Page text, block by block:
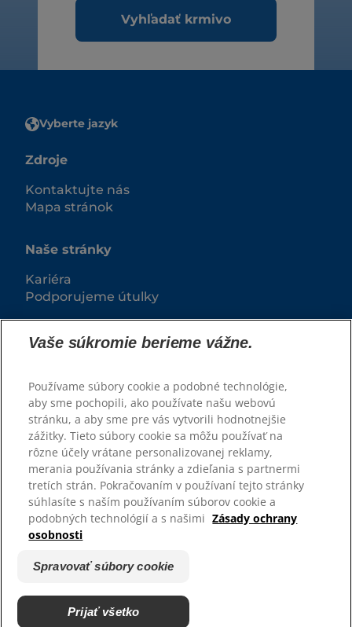
Vyhľadať krmivo
Vyberte jazyk
Zdroje
Kontaktujte nás
Mapa stránok
Naše stránky
Kariéra
Podporujeme útulky
© 2025 Hill's Pet Nutrition, Inc.
Všetky práva vyhradené.
Pravidlá
Zásady ochrany osobných
Právne vyhlásenie
Vaše súkromie berieme vážne.
Používame súbory cookie a podobné technológie,
aby sme pochopili, ako používate našu webovú
stránku, a aby sme pre vás vytvorili hodnotnejšie
zážitky. Tieto súbory cookie sa môžu používať na
rôzne účely vrátane personalizovanej reklamy,
merania používania stránky a zdieľania s partnermi
tretích strán. Pokračovaním v používaní tejto stránky
súhlasíte s naším používaním súborov cookie a
podobných technológií a s našimi Zásady ochrany
osobnosti
Spravovať súbory cookie
Prijať všetko